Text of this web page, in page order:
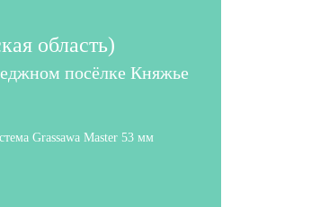
область)
посёлке Княжье
Grassawa Master 53 мм